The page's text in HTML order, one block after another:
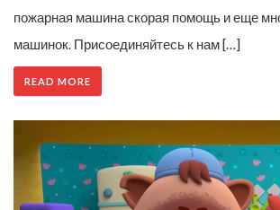
пожарная машина скорая помощь и еще
машинок. Присоединяйтесь к нам […]
READ MORE